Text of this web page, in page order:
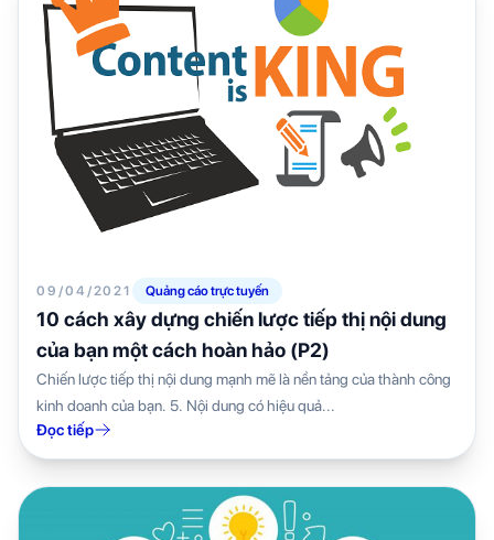
09/04/2021 Quảng cáo trực tuyến
10 cách xây dựng chiến lược tiếp thị nội dung
của bạn một cách hoàn hảo (P2)
Chiến lược tiếp thị nội dung mạnh mẽ là nền tảng của thành công
kinh doanh của bạn. 5. Nội dung có hiệu quả...
Đọc tiếp